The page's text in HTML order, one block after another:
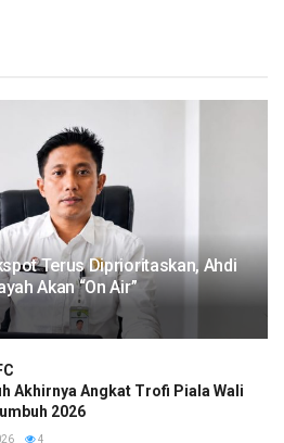
Terus Diprioritaskan, Ahdi
Akan “On Air”
Akhirnya Angkat Trofi Piala Wali
2026
4